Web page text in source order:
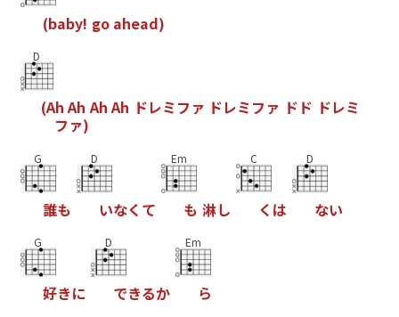
(baby! go ahead)
D
(Ah Ah Ah Ah ドレミフ ァ ドレミフ ァ ド ド ドレミ
フ ァ)
G
誰も
D
いなく て
Em
も 淋し
C
く は
D
ない
G
好きに
D
できるか
Em
ら